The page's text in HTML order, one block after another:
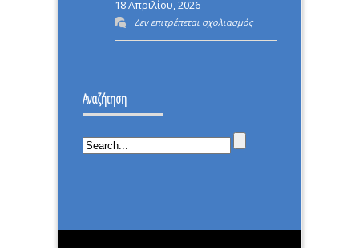
18 Απριλίου, 2026
Δεν επιτρέπεται σχολιασμόςστο
ΕΠΑΝΑΣΤΑΣΗ
Αναζήτηση